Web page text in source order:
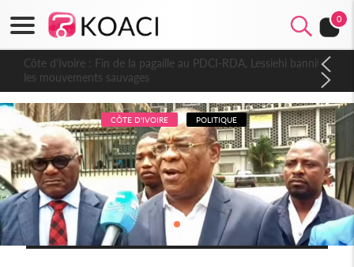
0
Côte d'Ivoire : Fin de la pagaille au PDCI-RDA, Lessiehi bannit
les mouvements sauvages
CÔTE D'IVOIRE POLITIQUE